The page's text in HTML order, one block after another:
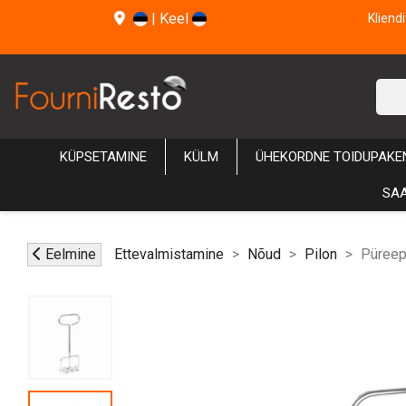
| Keel
KÜPSETAMINE KÜLM ÜHEKORDNE
Eelmine Ettevalmistamine Nõud Pilon